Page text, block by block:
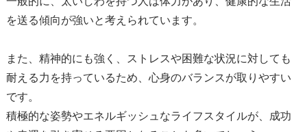
を送る傾向が強いと考えられています。
また、精神的にも強く、ストレスや困難な状況に対しても
耐える力を持っているため、心身のバランスが取りやすい
です。
積極的な姿勢やエネルギッシュなライフスタイルが、成功